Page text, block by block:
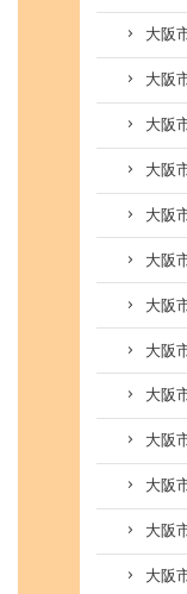
大阪
大阪
大阪
大阪
大阪
大阪
大阪
大阪
大阪
大阪
大阪
大阪
大阪